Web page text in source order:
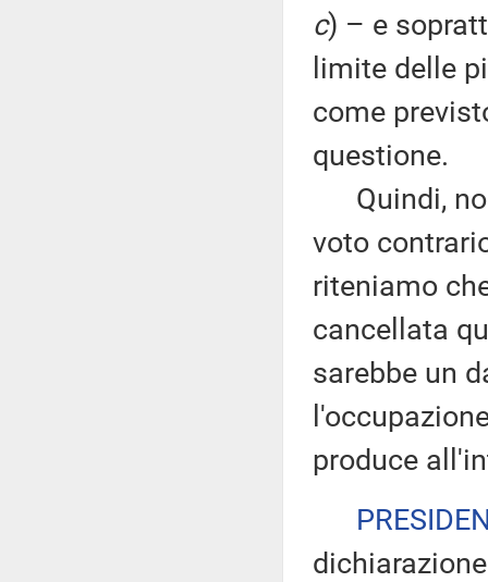
c) – e
limite delle
come
questione.
Quindi, noi
voto
riteniamo
cancellata
sarebbe un
produce